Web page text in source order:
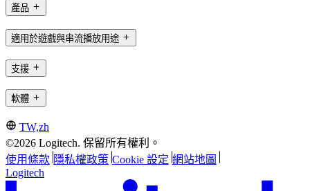
產品
適用於遊戲與串流播放用途
支援
軟體
TW,zh
©2026 Logitech. 保留所有權利。
使用條款 隱私權政策 Cookie 設定 網站地圖
Logitech